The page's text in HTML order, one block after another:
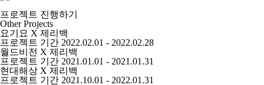
프로젝트 진행하기
Other Projects
요기요 X 제리백
프로젝트 기간 2022.02.01 - 2022.02.28
월드비전 X 제리백
프로젝트 기간 2021.01.01 - 2021.01.31
현대해상 X 제리백
프로젝트 기간 2021.10.01 - 2022.01.31